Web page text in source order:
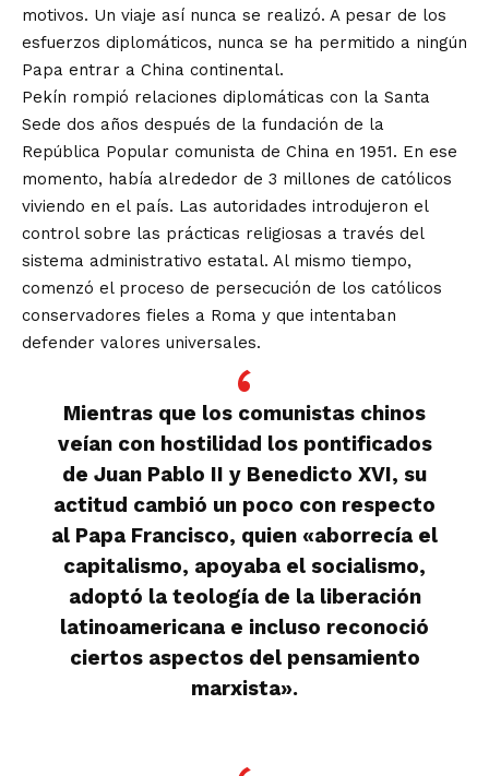
motivos. Un viaje así nunca se realizó. A pesar de los
esfuerzos diplomáticos, nunca se ha permitido a ningún
Papa entrar a China continental.
Pekín rompió relaciones diplomáticas con la Santa
Sede dos años después de la fundación de la
República Popular comunista de China en 1951. En ese
momento, había alrededor de 3 millones de católicos
viviendo en el país. Las autoridades introdujeron el
control sobre las prácticas religiosas a través del
sistema administrativo estatal. Al mismo tiempo,
comenzó el proceso de persecución de los católicos
conservadores fieles a Roma y que intentaban
defender valores universales.
Mientras que los comunistas chinos
veían con hostilidad los pontificados
de Juan Pablo II y Benedicto XVI, su
actitud cambió un poco con respecto
al Papa Francisco, quien «aborrecía el
capitalismo, apoyaba el socialismo,
adoptó la teología de la liberación
latinoamericana e incluso reconoció
ciertos aspectos del pensamiento
marxista».